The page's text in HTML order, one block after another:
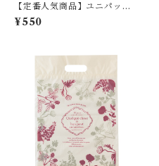
【定番人気商品】ユニパック
セット(薔薇柄）
¥550